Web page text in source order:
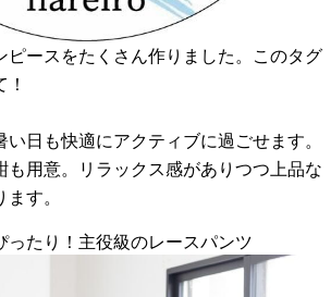
ピースをたくさん作りました。このタグ
日も快適にアクティブに過ごせます。
も用意。リラックス感がありつつ上品な
す。
ったり！主役級のレースパンツ